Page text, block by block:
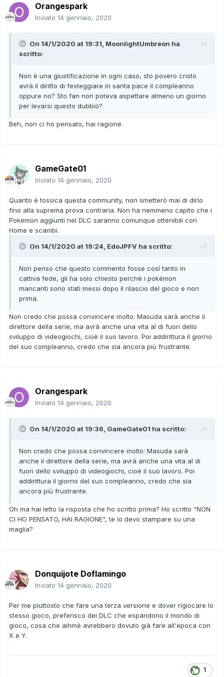
Orangespark
Inviato 14 gennaio, 2020
On 14/1/2020 at 19:31, MoonlightUmbreon ha
scritto:
Non è una giustificazione in ogni caso, sto povero cristo
avrà il diritto di festeggiare in santa pace il compleanno
oppure no? Sto fan non poteva aspettare almeno un giorno
per levarsi questo dubbio?
Beh, non ci ho pensato, hai ragione.
GameGate01
Inviato 14 gennaio, 2020
Quanto è tossica questa community, non smetterò mai di dirlo
fino alla suprema prova contraria. Non ha nemmeno capito che i
Pokemon aggiunti nel DLC saranno comunque ottenibili con
Home e scambi.
On 14/1/2020 at 19:24, EdoJPFV ha scritto:
Non penso che questo commento fosse così tanto in
cattiva fede, gli ha solo chiesto perchè i pokémon
mancanti sono stati messi dopo il rilascio del gioco e non
prima.
Non credo che possa convincere molto: Masuda sarà anche il
direttore della serie, ma avrà anche una vita al di fuori dello
sviluppo di videogiochi, cioè il suo lavoro. Poi addirittura il giorno
del suo compleanno, credo che sia ancora più frustrante.
Orangespark
Inviato 14 gennaio, 2020
On 14/1/2020 at 19:36, GameGate01 ha scritto:
Non credo che possa convincere molto: Masuda sarà
anche il direttore della serie, ma avrà anche una vita al di
fuori dello sviluppo di videogiochi, cioè il suo lavoro. Poi
addirittura il giorno del suo compleanno, credo che sia
ancora più frustrante.
Oh ma hai letto la risposta che ho scritto prima? Ho scritto "NON
CI HO PENSATO, HAI RAGIONE", te lo devo stampare su una
maglia?
Donquijote Doflamingo
Inviato 14 gennaio, 2020
Per me piuttosto che fare una terza versione e dover rigiocare lo
stesso gioco, preferisco dei DLC che espandono il mondo di
gioco, cosa che aihmè avrebbero dovuto già fare all'epoca con
X e Y.
1